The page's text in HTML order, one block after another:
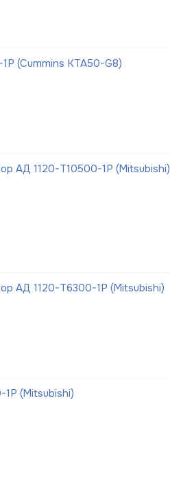
(Cummins KTA50-G8)
АД 1120-Т10500-1Р (Mitsubishi)
АД 1120-Т6300-1Р (Mitsubishi)
(Mitsubishi)